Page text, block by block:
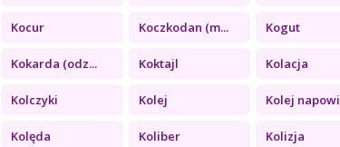
Kocur Koczkodan (m... Kogut
Kokarda (odz... Koktajl Kolacja
Kolczyki Kolej Kolej
Kolęda Koliber Kolizja